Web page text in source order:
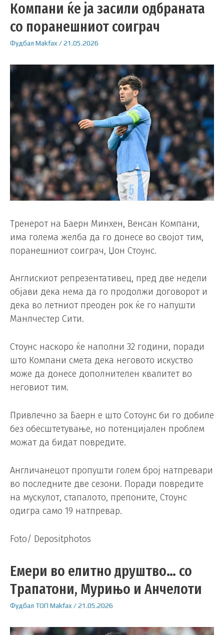
Компани ќе ја засили одбраната
со поранешниот соиграч
Фудбал Makfax /21.05.2026
Тренерот на Баерн Минхен, Венсан Компани,
има голема желба да го донесе во својот тим,
поранешниот соиграч, Џон Стоунс.
Англискиот репрезентативец, пред две недели
објави дека нема да го продолжи договорот и
дека во летниот преоден рок ќе го напушти
Манлчестер Сити.
Стоунс наскоро ќе наполни 32 години, поради
што Компани смета дека неговото искуство
може да донесе дополнителен квалитет во
неговиот тим.
Привлечно за Баерн е што Сотоунс би го добиле
без обесштетување, но потенцијален проблем
можат да бидат повредите.
Англичанецот пропушти голем број натпревари
во последните две сезони. Поради повредите
на мускулот, стапалото, препоните, Стоунс
одигра само 19 натпревар.
Foto/ Depositphotos
Емери во елитно друштво… со
Трапатони, Мурињо и Анчелоти
Фудбал ТОП Makfax/21.05.2026